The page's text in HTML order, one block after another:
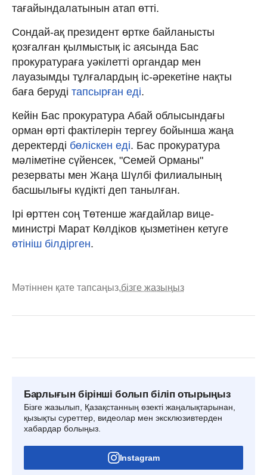
тағайындалатынын атап өтті.
Сондай-ақ президент өртке байланысты
қозғалған қылмыстық іс аясында Бас
прокуратураға уәкілетті органдар мен
лауазымды тұлғалардың іс-әрекетіне нақты
баға беруді тапсырған еді.
Кейін Бас прокуратура Абай облысындағы
орман өрті фактілерін тергеу бойынша жаңа
деректерді бөліскен еді. Бас прокуратура
мәліметіне сүйенсек, "Семей Орманы"
резерваты мен Жаңа Шүлбі филиалының
басшылығы күдікті деп танылған.
Ірі өрттен соң Төтенше жағдайлар вице-
министрі Марат Көлдіков қызметінен кетуге
өтініш білдірген.
Мәтіннен қате тапсаңыз,бізге жазыңыз
Барлығын бірінші болып біліп отырыңыз
Бізге жазылып, Қазақстанның өзекті жаңалықтарынан,
қызықты суреттер, видеолар мен эксклюзивтерден
хабардар болыңыз.
Instagram